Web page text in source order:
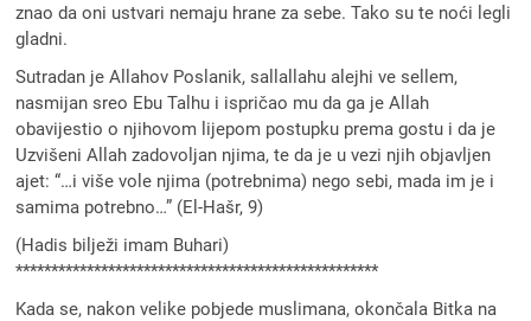
znao da oni ustvari nemaju hrane za sebe. Tako su te noći legli
gladni.
Sutradan je Allahov Poslanik, sallallahu alejhi ve sellem,
nasmijan sreo Ebu Talhu i ispričao mu da ga je Allah
obavijestio o njihovom lijepom postupku prema gostu i da je
Uzvišeni Allah zadovoljan njima, te da je u vezi njih objavljen
ajet: “…i više vole njima (potrebnima) nego sebi, mada im je i
samima potrebno…” (El-Hašr, 9)
(Hadis bilježi imam Buhari)
***************************************************
Kada se, nakon velike pobjede muslimana, okončala Bitka na